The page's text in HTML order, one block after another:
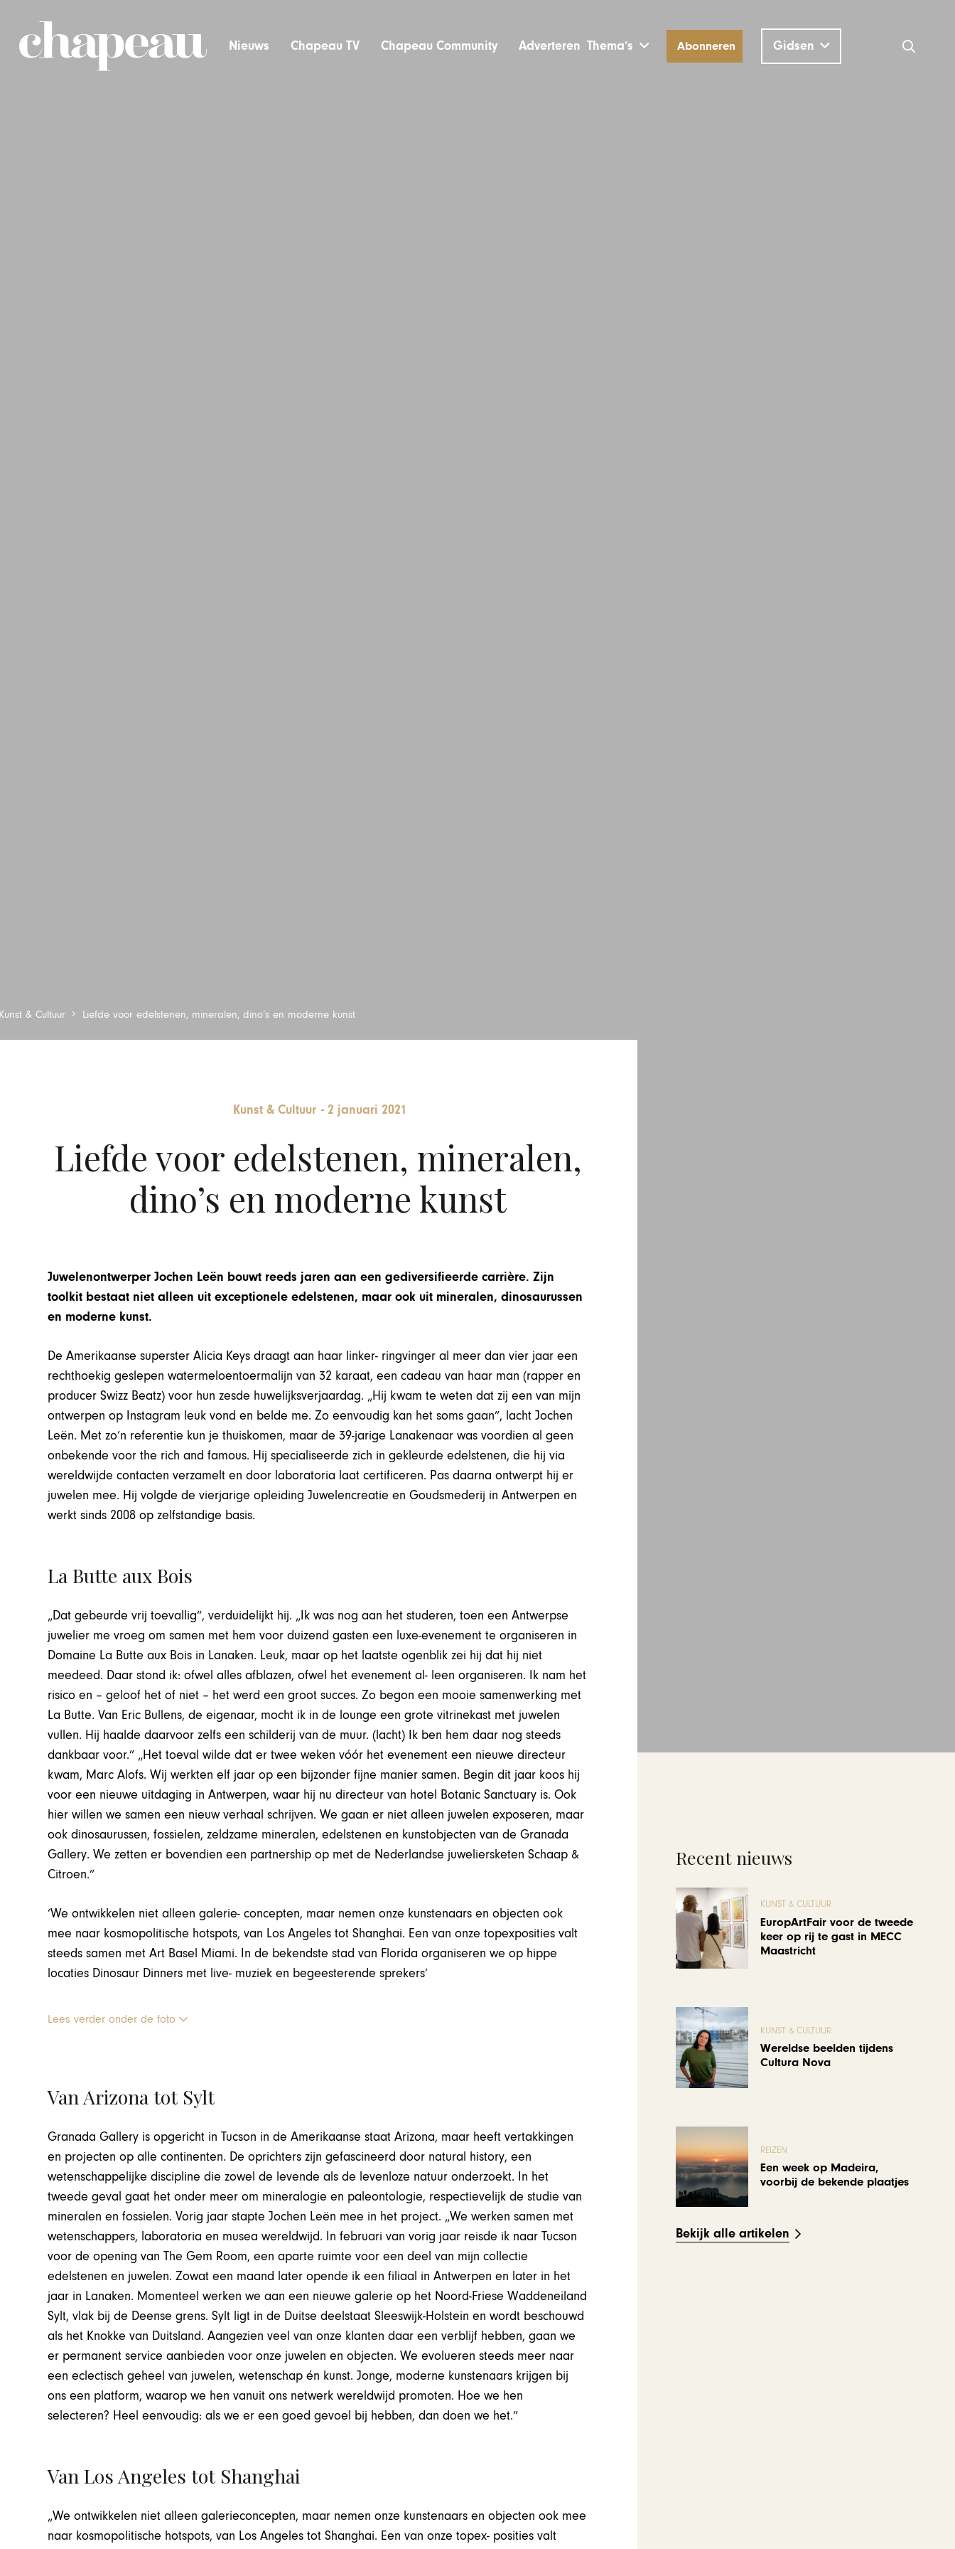
Nieuws Chapeau TV Chapeau Community Adverteren Thema’s Abonneren Gidsen
& Cultuur Liefde voor edelstenen, mineralen, dino’s en moderne kunst
Kunst & Cultuur - 2 januari 2021
Liefde voor edelstenen, mineralen,
dino’s en moderne kunst
Juwelenontwerper Jochen Leën bouwt reeds jaren aan een gediversifieerde carrière. Zijn
toolkit bestaat niet alleen uit exceptionele edelstenen, maar ook uit mineralen, dinosaurussen
en moderne kunst.
De Amerikaanse superster Alicia Keys draagt aan haar linker- ringvinger al meer dan vier jaar een
rechthoekig geslepen watermeloentoermalijn van 32 karaat, een cadeau van haar man (rapper en
producer Swizz Beatz) voor hun zesde huwelijksverjaardag. „Hij kwam te weten dat zij een van mijn
ontwerpen op Instagram leuk vond en belde me. Zo eenvoudig kan het soms gaan”, lacht Jochen
Leën. Met zo’n referentie kun je thuiskomen, maar de 39-jarige Lanakenaar was voordien al geen
onbekende voor the rich and famous. Hij specialiseerde zich in gekleurde edelstenen, die hij via
wereldwijde contacten verzamelt en door laboratoria laat certificeren. Pas daarna ontwerpt hij er
juwelen mee. Hij volgde de vierjarige opleiding Juwelencreatie en Goudsmederij in Antwerpen en
werkt sinds 2008 op zelfstandige basis.
La Butte aux Bois
„Dat gebeurde vrij toevallig”, verduidelijkt hij. „Ik was nog aan het studeren, toen een Antwerpse
juwelier me vroeg om samen met hem voor duizend gasten een luxe-evenement te organiseren in
Domaine La Butte aux Bois in Lanaken. Leuk, maar op het laatste ogenblik zei hij dat hij niet
meedeed. Daar stond ik: ofwel alles afblazen, ofwel het evenement al- leen organiseren. Ik nam het
risico en – geloof het of niet – het werd een groot succes. Zo begon een mooie samenwerking met
La Butte. Van Eric Bullens, de eigenaar, mocht ik in de lounge een grote vitrinekast met juwelen
vullen. Hij haalde daarvoor zelfs een schilderij van de muur. (lacht) Ik ben hem daar nog steeds
dankbaar voor.” „Het toeval wilde dat er twee weken vóór het evenement een nieuwe directeur
kwam, Marc Alofs. Wij werkten elf jaar op een bijzonder fijne manier samen. Begin dit jaar koos hij
voor een nieuwe uitdaging in Antwerpen, waar hij nu directeur van hotel Botanic Sanctuary is. Ook
hier willen we samen een nieuw verhaal schrijven. We gaan er niet alleen juwelen exposeren, maar
ook dinosaurussen, fossielen, zeldzame mineralen, edelstenen en kunstobjecten van de Granada
Gallery. We zetten er bovendien een partnership op met de Nederlandse juweliersketen Schaap &
Citroen.”
‘We ontwikkelen niet alleen galerie- concepten, maar nemen onze kunstenaars en objecten ook
mee naar kosmopolitische hotspots, van Los Angeles tot Shanghai. Een van onze topexposities valt
steeds samen met Art Basel Miami. In de bekendste stad van Florida organiseren we op hippe
locaties Dinosaur Dinners met live- muziek en begeesterende sprekers’
Lees verder onder de foto
Van Arizona tot Sylt
Granada Gallery is opgericht in Tucson in de Amerikaanse staat Arizona, maar heeft vertakkingen
en projecten op alle continenten. De oprichters zijn gefascineerd door natural history, een
wetenschappelijke discipline die zowel de levende als de levenloze natuur onderzoekt. In het
tweede geval gaat het onder meer om mineralogie en paleontologie, respectievelijk de studie van
mineralen en fossielen. Vorig jaar stapte Jochen Leën mee in het project. „We werken samen met
wetenschappers, laboratoria en musea wereldwijd. In februari van vorig jaar reisde ik naar Tucson
voor de opening van The Gem Room, een aparte ruimte voor een deel van mijn collectie
edelstenen en juwelen. Zowat een maand later opende ik een filiaal in Antwerpen en later in het
jaar in Lanaken. Momenteel werken we aan een nieuwe galerie op het Noord-Friese Waddeneiland
Sylt, vlak bij de Deense grens. Sylt ligt in de Duitse deelstaat Sleeswijk-Holstein en wordt beschouwd
als het Knokke van Duitsland. Aangezien veel van onze klanten daar een verblijf hebben, gaan we
er permanent service aanbieden voor onze juwelen en objecten. We evolueren steeds meer naar
een eclectisch geheel van juwelen, wetenschap én kunst. Jonge, moderne kunstenaars krijgen bij
ons een platform, waarop we hen vanuit ons netwerk wereldwijd promoten. Hoe we hen
selecteren? Heel eenvoudig: als we er een goed gevoel bij hebben, dan doen we het.”
Van Los Angeles tot Shanghai
„We ontwikkelen niet alleen galerieconcepten, maar nemen onze kunstenaars en objecten ook mee
naar kosmopolitische hotspots, van Los Angeles tot Shanghai. Een van onze topex- posities valt
Recent nieuws
KUNST & CULTUUR
EuropArtFair voor de tweede
keer op rij te gast in MECC
Maastricht
KUNST & CULTUUR
Wereldse beelden tijdens
Cultura Nova
REIZEN
Een week op Madeira,
voorbij de bekende plaatjes
Bekijk alle artikelen